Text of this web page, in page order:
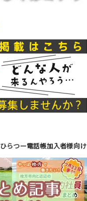
ひらつー電話帳加入者様向け